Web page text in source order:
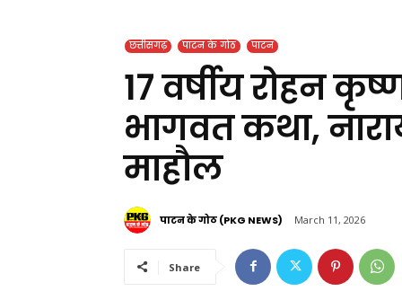
छत्तीसगढ़ पाटन के गोठ पाटन
17 वर्षीय रोहन
भागवत कथा,
माहौल
पाटन के गोठ (PKG NEWS) March 11, 2026
Share